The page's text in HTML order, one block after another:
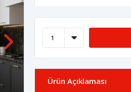
Ürün Açıklaması